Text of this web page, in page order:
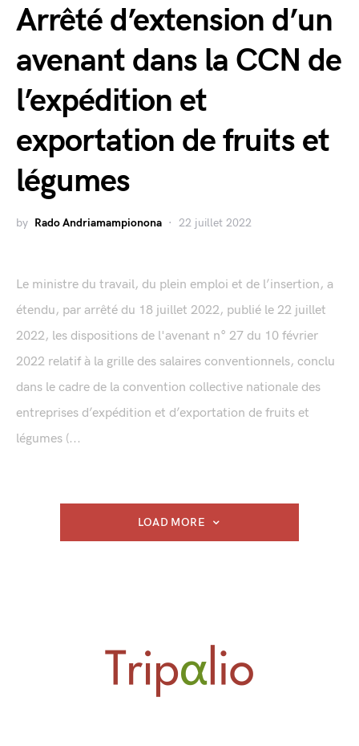
Arrêté d’extension d’un
avenant dans la CCN de
l’expédition et
exportation de fruits et
légumes
by Rado Andriamampionona 22 juillet 2022
Le ministre du travail, du plein emploi et de l’insertion, a
étendu, par arrêté du 18 juillet 2022, publié le 22 juillet
2022, les dispositions de l'avenant n° 27 du 10 février
2022 relatif à la grille des salaires conventionnels, conclu
dans le cadre de la convention collective nationale des
entreprises d’expédition et d’exportation de fruits et
légumes (...
LOAD MORE